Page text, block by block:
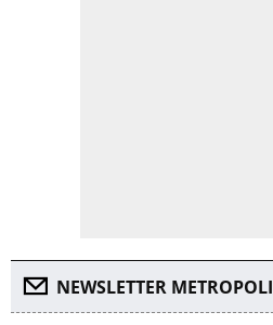
NEWSLETTER METROPOLI